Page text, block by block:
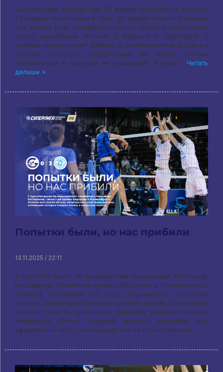
Мы начинаем хоррор-тур: 20 января «Динамо» в Москве,
23 января «Белогорье» в Туле, 26 января «Зенит» в Казани.
Что может быть прекраснее, чтобы понизить самооценку
перед важнейшим матчем 2 февраля в Оренбурге с
прямым конкурентом? Думаю, с самооценкой все будет в
порядке. Наоборот, предстоящие три матча должны
превратиться в практику ее повышения. В игре с Читать
дальше »
Попытки были, но нас прибили
13.11.2025 / 22:11
У сургутян выпал по медицинским показаниям Александр
Костадинов, «Зенит» не привез Федорова и Романовского.
Хозяева выставили на игру непривычное сочетание
центров, мотивацию которых следует искать в казанских
корнях. Отчасти сработало: Демаков набрал половину
командных блоков, Андреев неплохо атаковал, оба
оформили по эйсу – но команде это не особо помогло.